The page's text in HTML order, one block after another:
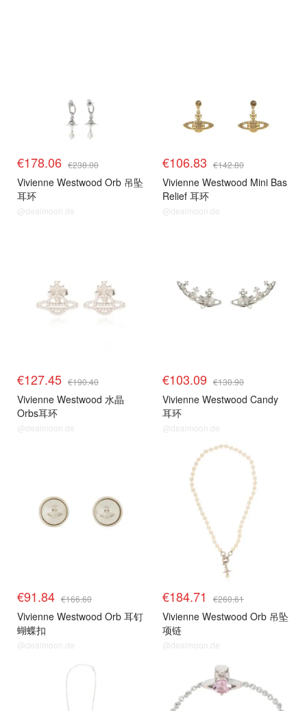
€178.06 €238.00
Vivienne Westwood Orb 吊坠
耳环
@dealmoon.de
€106.83 €142.80
Vivienne Westwood Mini Bas
Relief 耳环
@dealmoon.de
€127.45 €190.40
Vivienne Westwood 水晶
Orbs耳环
@dealmoon.de
€103.09 €130.90
Vivienne Westwood Candy
耳环
@dealmoon.de
€91.84 €166.60
Vivienne Westwood Orb 耳钉
蝴蝶扣
@dealmoon.de
€184.71 €260.61
Vivienne Westwood Orb 吊坠
项链
@dealmoon.de